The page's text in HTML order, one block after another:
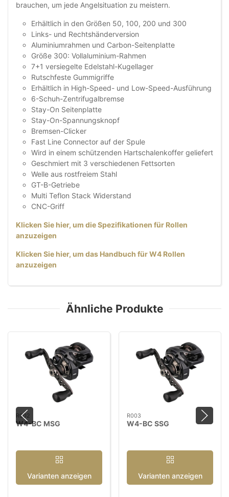
brauchen, um jede Angelsituation zu meistern.
Erhältlich in den Größen 50, 100, 200 und 300
Links- und Rechtshänderversion
Aluminiumrahmen und Carbon-Seitenplatte
Größe 300: Vollaluminium-Rahmen
7+1 versiegelte Edelstahl-Kugellager
Rutschfeste Gummigriffe
Erhältlich in High-Speed- und Low-Speed-Ausführung
6-Schuh-Zentrifugalbremse
Stay-On Seitenplatte
Stay-On-Spannungsknopf
Bremsen-Clicker
Fast Line Connector auf der Spule
Wird in einem schützenden Hartschalenkoffer geliefert
Geschmiert mit 3 verschiedenen Fettsorten
Welle aus rostfreiem Stahl
GT-B-Getriebe
Multi Teflon Stack Widerstand
CNC-Griff
Klicken Sie hier, um die Spezifikationen für Rollen
anzuzeigen
Klicken Sie hier, um das Handbuch für W4 Rollen
anzuzeigen
Ähnliche Produkte
R002
W4-BC MSG
Varianten anzeigen
R003
W4-BC SSG
Varianten anzeigen